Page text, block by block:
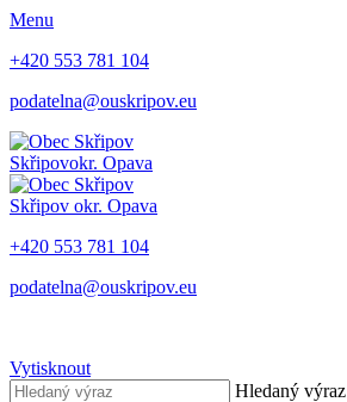
Menu
+420 553 781 104
podatelna@ouskripov.eu
Skřipovokr. Opava
Skřipov okr. Opava
+420 553 781 104
podatelna@ouskripov.eu
Vytisknout
Hledaný výraz